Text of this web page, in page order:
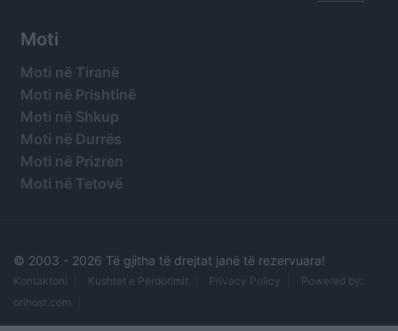
Moti
Moti në Tiranë
Moti në Prishtinë
Moti në Shkup
Moti në Durrës
Moti në Prizren
Moti në Tetovë
© 2003 - 2026 Të gjitha të drejtat janë të rezervuara!
Kontaktoni Kushtet e Përdorimit Privacy Policy
Powered by:
orihost.com